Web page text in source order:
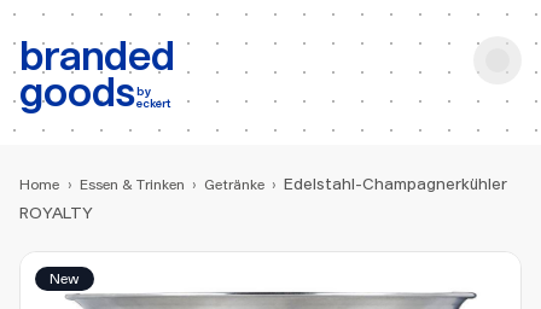
branded
goodsby
eckert
b: Produktsuche
Home › Essen & Trinken › Getränke › Edelstahl-Champagnerkühler
ROYALTY
New